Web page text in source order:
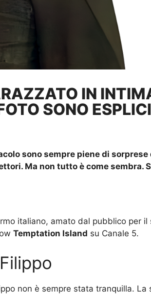
IN
SONO
sono sempre piene di
Ma non tutto è come sembra.
italiano, amato dal pubblico per
Temptation Island su Canale 5.
non è sempre stata tranquilla.